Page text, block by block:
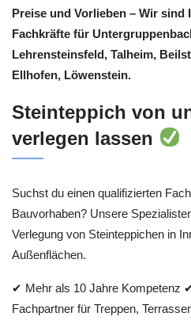
Preise und Vorlieben – Wir sind
Fachkräfte für
Lehrensteinsfeld, Talheim,
Ellhofen, Löwenstein.
Steinteppich von
verlegen lassen
Suchst du einen qualifizierten
Bauvorhaben? Unsere
Verlegung von Steinteppichen in
Außenflächen.
✔ Mehr als 10 Jahre Kompetenz
Fachpartner für Treppen,